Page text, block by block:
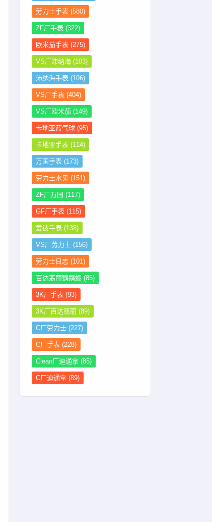
劳力士手表 (580)
ZF厂手表 (322)
欧米茄手表 (275)
VS厂沛纳海 (103)
沛纳海手表 (106)
VS厂手表 (404)
VS厂欧米茄 (149)
卡地亚蓝气球 (95)
卡地亚手表 (114)
万国手表 (173)
劳力士水鬼 (151)
ZF厂万国 (117)
GF厂手表 (115)
爱彼手表 (138)
VS厂劳力士 (156)
劳力士日志 (101)
百达翡丽鹦鹉螺 (85)
3K厂手表 (93)
3K厂百达翡丽 (89)
C厂劳力士 (227)
C厂手表 (228)
Clean厂迪通拿 (85)
C厂迪通拿 (89)